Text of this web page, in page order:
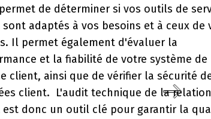
si vos outils de service
et à ceux de vos
d'évaluer la
votre système de
vérifier la sécurité de vos
de la relation
pour garantir la qualité